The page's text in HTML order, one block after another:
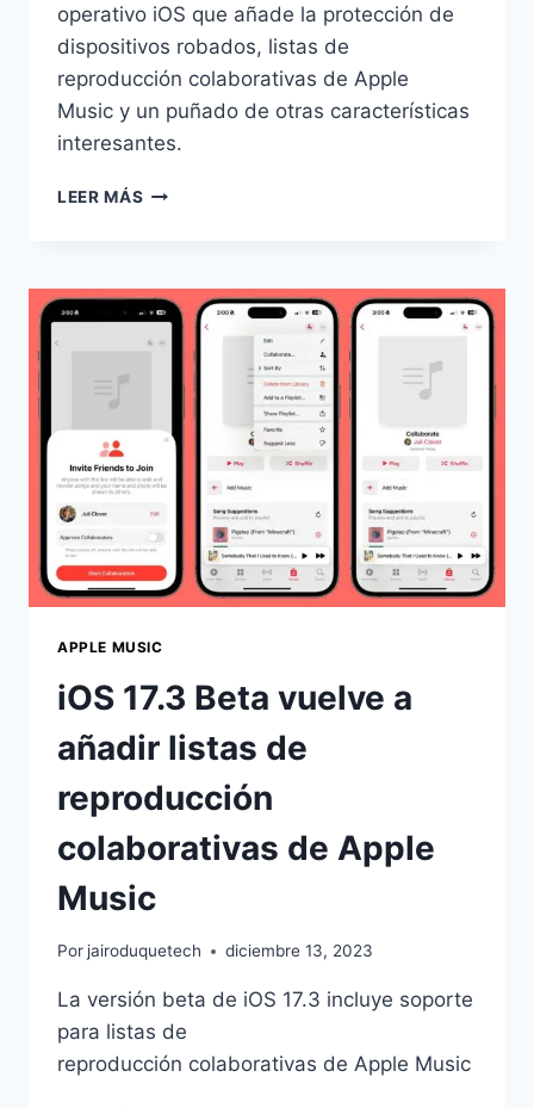
operativo iOS que añade la protección de
dispositivos robados, listas de
reproducción colaborativas de Apple
Music y un puñado de otras características
interesantes.
LEER MÁS NOVEDADES
APPLE MUSIC
iOS 17.3 Beta vuelve a
añadir listas de
reproducción
colaborativas de Apple
Music
Por jairoduquetech diciembre 13, 2023
La versión beta de iOS 17.3 incluye soporte
para listas de
reproducción colaborativas de Apple Music